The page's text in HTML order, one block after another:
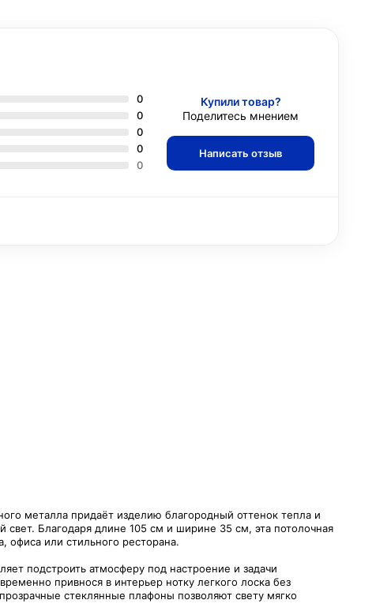
0
0
0
0
0
Купили товар?
Поделитесь мнением
Написать отзыв
металла придаёт изделию благородный оттенок тепла и
Благодаря длине 105 см и ширине 35 см, эта потолочная
офиса или стильного ресторана.
подстроить атмосферу под настроение и задачи
привнося в интерьер нотку легкого лоска без
стеклянные плафоны позволяют свету мягко